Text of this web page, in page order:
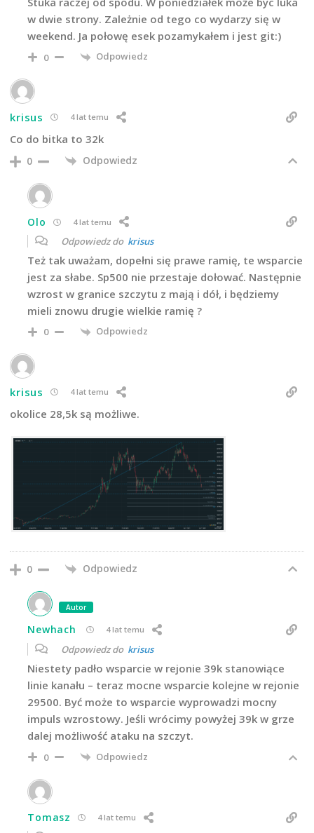
w dwie strony. Zależnie od tego co wydarzy się w
weekend. Ja połowę esek pozamykałem i jest git:)
0 Odpowiedz
krisus 4 lat temu
Co do bitka to 32k
0 Odpowiedz
Olo 4 lat temu
Odpowiedz do krisus
Też tak uważam, dopełni się prawe ramię, te wsparcie
jest za słabe. Sp500 nie przestaje dołować. Następnie
wzrost w granice szczytu z mają i dół, i będziemy
mieli znowu drugie wielkie ramię ?
0 Odpowiedz
krisus 4 lat temu
okolice 28,5k są możliwe.
0 Odpowiedz
Autor
Newhach 4 lat temu
Odpowiedz do krisus
Niestety padło wsparcie w rejonie 39k stanowiące
linie kanału – teraz mocne wsparcie kolejne w rejonie
29500. Być może to wsparcie wyprowadzi mocny
impuls wzrostowy. Jeśli wrócimy powyżej 39k w grze
dalej możliwość ataku na szczyt.
0 Odpowiedz
Tomasz 4 lat temu